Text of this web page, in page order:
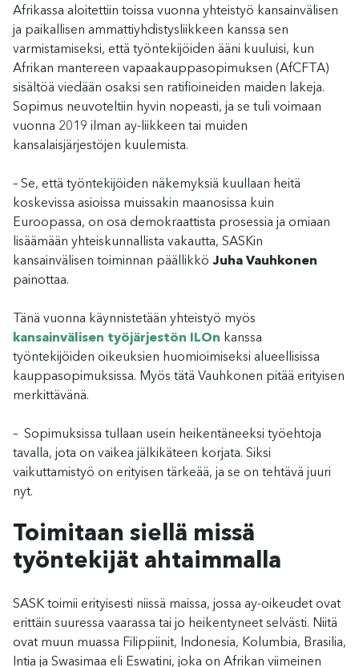
Afrikassa aloitettiin toissa vuonna yhteistyö kansainvälisen
ja paikallisen ammattiyhdistysliikkeen kanssa sen
varmistamiseksi, että työntekijöiden ääni kuuluisi, kun
Afrikan mantereen vapaakauppasopimuksen (AfCFTA)
sisältöä viedään osaksi sen ratifioineiden maiden lakeja.
Sopimus neuvoteltiin hyvin nopeasti, ja se tuli voimaan
vuonna 2019 ilman ay-liikkeen tai muiden
kansalaisjärjestöjen kuulemista.
– Se, että työntekijöiden näkemyksiä kuullaan heitä
koskevissa asioissa muissakin maanosissa kuin
Euroopassa, on osa demokraattista prosessia ja omiaan
lisäämään yhteiskunnallista vakautta, SASKin
kansainvälisen toiminnan päällikkö Juha Vauhkonen
painottaa.
Tänä vuonna käynnistetään yhteistyö myös
kansainvälisen työjärjestön ILOn kanssa
työntekijöiden oikeuksien huomioimiseksi alueellisissa
kauppasopimuksissa. Myös tätä Vauhkonen pitää erityisen
merkittävänä.
– Sopimuksissa tullaan usein heikentäneeksi työehtoja
tavalla, jota on vaikea jälkikäteen korjata. Siksi
vaikuttamistyö on erityisen tärkeää, ja se on tehtävä juuri
nyt.
Toimitaan siellä missä
työntekijät ahtaimmalla
SASK toimii erityisesti niissä maissa, jossa ay-oikeudet ovat
erittäin suuressa vaarassa tai jo heikentyneet selvästi. Niitä
ovat muun muassa Filippiinit, Indonesia, Kolumbia, Brasilia,
Intia ja Swasimaa eli Eswatini, joka on Afrikan viimeinen